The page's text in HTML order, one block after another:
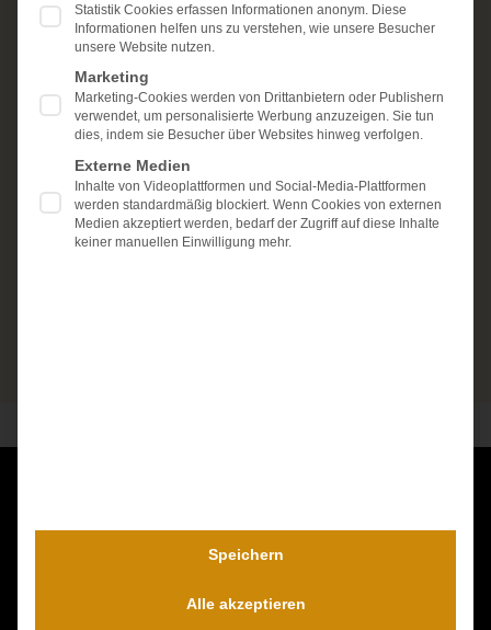
Kostenlose Erstberatung
Dr. Wambach & Walter
0421 54 895 10 - Fax
Statistik Cookies erfassen Informationen anonym. Diese
Informationen helfen uns zu verstehen, wie unsere Besucher
unsere Website nutzen.
Marketing
Marketing-Cookies werden von Drittanbietern oder Publishern
verwendet, um personalisierte Werbung anzuzeigen. Sie tun
dies, indem sie Besucher über Websites hinweg verfolgen.
Externe Medien
Inhalte von Videoplattformen und Social-Media-Plattformen
werden standardmäßig blockiert. Wenn Cookies von externen
Medien akzeptiert werden, bedarf der Zugriff auf diese Inhalte
keiner manuellen Einwilligung mehr.
Speichern
Alle akzeptieren